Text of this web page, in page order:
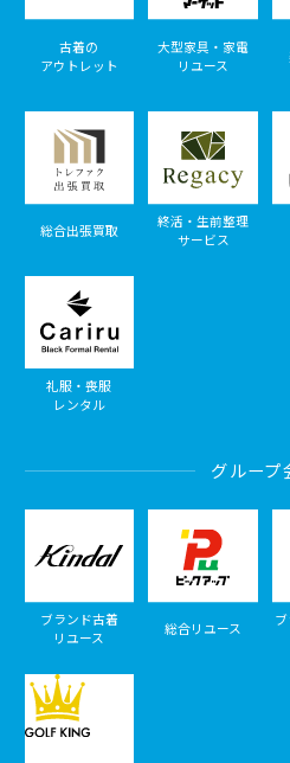
古着の
アウトレット
大型家具・家電
リユース
総合出張買取
終活・生前整理
サービス
礼服・喪服
レンタル
グループ
ブランド古着
リユース
総合リユース